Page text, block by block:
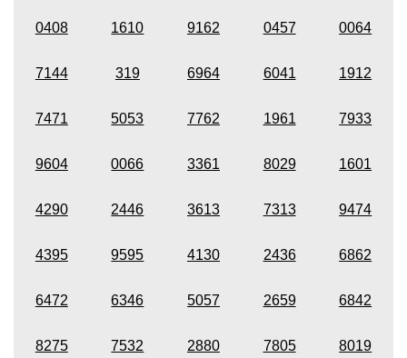
0408 1610 9162 0457 0064
7144 319 6964 6041 1912
7471 5053 7762 1961 7933
9604 0066 3361 8029 1601
4290 2446 3613 7313 9474
4395 9595 4130 2436 6862
6472 6346 5057 2659 6842
8275 7532 2880 7805 8019